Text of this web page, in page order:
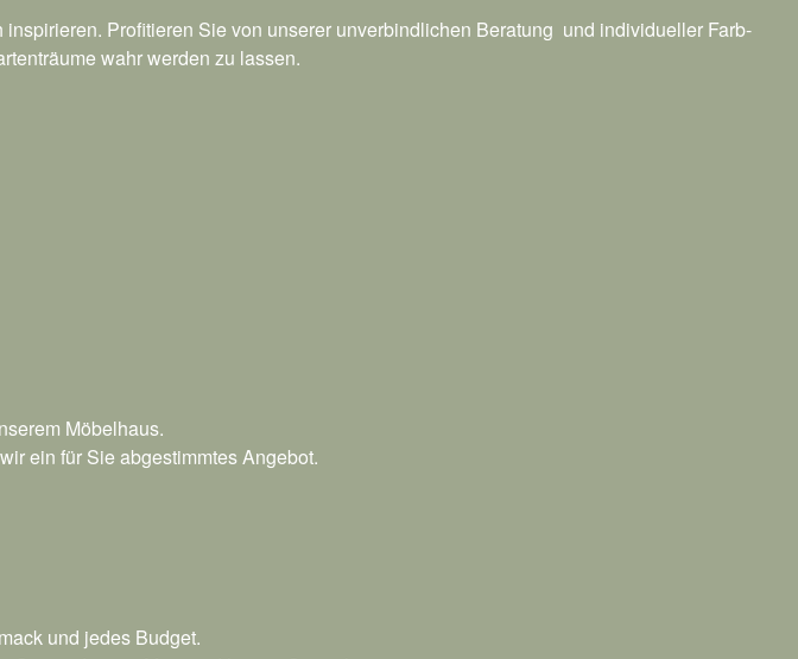
Profitieren Sie von unserer unverbindlichen Beratung und individueller Farb-
wahr werden zu lassen.
Möbelhaus.
ein für Sie abgestimmtes Angebot.
und jedes Budget.